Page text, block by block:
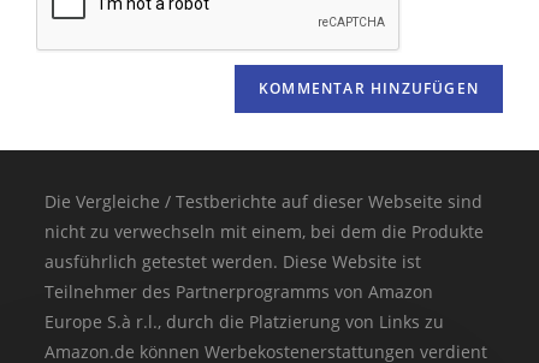
Die Vergleiche / Testberichte auf dieser Webseite sind
nicht zu verwechseln mit einem, bei dem die Produkte
ausführlich getestet werden. Diese Website ist
Teilnehmer des Partnerprogramms von Amazon
Europe S.à r.l., durch die Platzierung von Links zu
Amazon.de können Werbekostenerstattungen verdient